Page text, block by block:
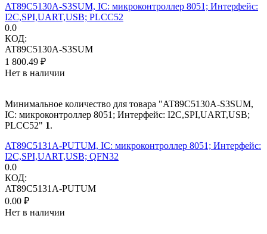
AT89C5130A-S3SUM, IC: микроконтроллер 8051; Интерфейс:
I2C,SPI,UART,USB; PLCC52
0.0
КОД:
AT89C5130A-S3SUM
1 800.49 ₽
Нет в наличии
Минимальное количество для товара "AT89C5130A-S3SUM,
IC: микроконтроллер 8051; Интерфейс: I2C,SPI,UART,USB;
PLCC52" 1.
AT89C5131A-PUTUM, IC: микроконтроллер 8051; Интерфейс:
I2C,SPI,UART,USB; QFN32
0.0
КОД:
AT89C5131A-PUTUM
0.00 ₽
Нет в наличии